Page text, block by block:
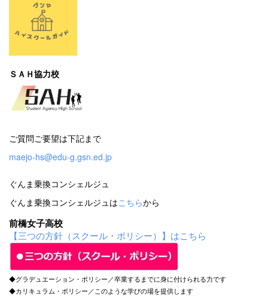
ＳＡＨ協力校
ご質問ご要望は下記まで
maejo-hs@edu-g.gsn.ed.jp
ぐんま乗換コンシェルジュ
ぐんま乗換コンシェルジュはこちらから
前橋女子高校
【三つの方針（スクール・ポリシー）】はこちら
◆グラデュエーション・ポリシー／卒業するまでに身に付けられる力です
◆カリキュラム・ポリシー／このような学びの場を提供します